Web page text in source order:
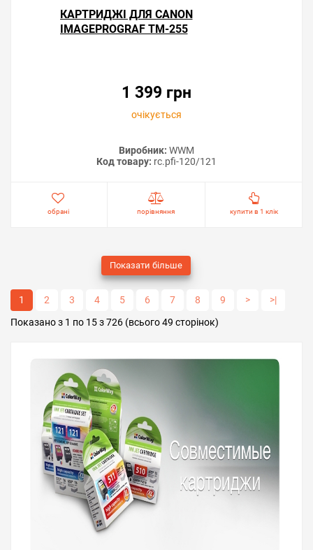
КАРТРИДЖІ ДЛЯ CANON
IMAGEPROGRAF TM-255
1 399 грн
очікується
Виробник: WWM
Код товару: rc.pfi-120/121
обрані порівняння купити в 1 клік
Показати більше
1 2 3 4 5 6 7 8 9 >
>|
Показано з 1 по 15 з 726 (всього 49 сторінок)